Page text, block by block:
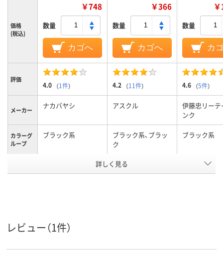
価格
(税込)
￥748
数量
カゴへ
￥366
数量
カゴへ
数量
カ
評価
4.0 （1件） 4.2 （11件） 4.6 （5件）
メーカー ナカバヤシ アスクル
伊藤忠リーテ
ンク
カラーグ
ループ
ブラック系
ブラック系、ブラッ
ク
ブラック系
16 40
詳しく見る
レビュー（1件）